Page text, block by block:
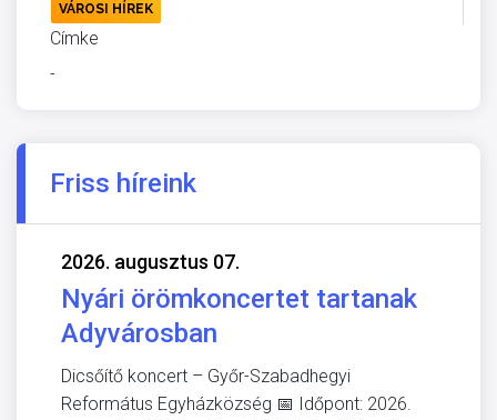
VÁROSI HÍREK
Címke
-
Friss híreink
2026. augusztus 07.
Nyári örömkoncertet tartanak
Adyvárosban
Dicsőítő koncert – Győr-Szabadhegyi
Református Egyházközség 📅 Időpont: 2026.